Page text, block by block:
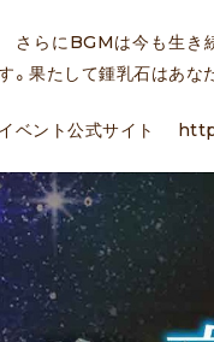
さらにBGMは今も生き
。果たして鍾乳石はあな
イベント公式サイト